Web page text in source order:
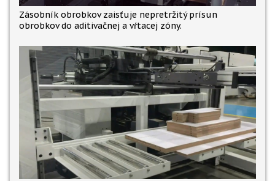
Zásobník obrobkov zaisťuje nepretržitý prísun
obrobkov do aditivačnej a vŕtacej zóny.